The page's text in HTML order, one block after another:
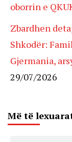
oborrin e
Zbardhen
Shkodër:
Gjermania,
29/07/2026
Më të